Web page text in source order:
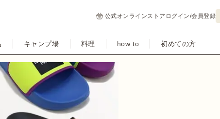
公式オンラインストア ログイン/会員登録
キャンプ場 料理 how to 初めての方